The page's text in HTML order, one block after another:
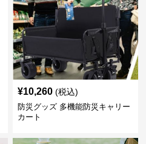
¥10,260 (税込)
防災グッズ 多機能防災キャリー
カート